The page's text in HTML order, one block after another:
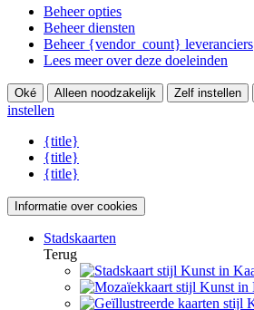
Beheer opties
Beheer diensten
Beheer {vendor_count} leveranciers
Lees meer over deze doeleinden
Oké Alleen noodzakelijk Zelf instellen
instellen
{title}
{title}
{title}
Informatie over cookies
Stadskaarten
Terug